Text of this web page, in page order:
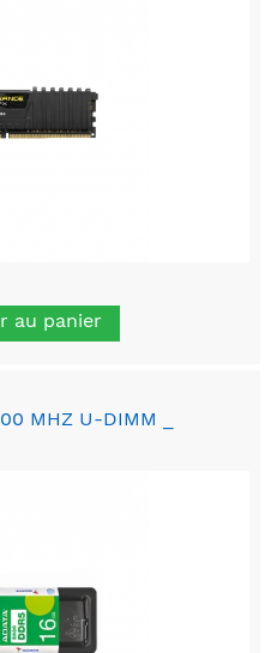
au panier
MHZ U-DIMM _